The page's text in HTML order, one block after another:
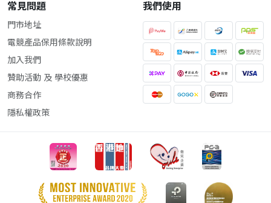
常見問題
門市地址
電競產品保用條款說明
加入我們
贊助活動 及 學校優惠
商務合作
隱私權政策
我們使用